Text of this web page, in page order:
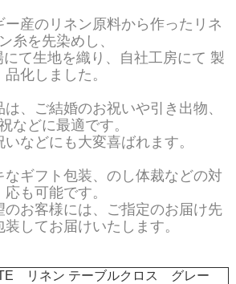
ー産のリネン原料から作ったリネ
ン糸を先染めし、
にて生地を織り、自社工房にて 製
品化しました。
、ご結婚のお祝いや引き出物、
などに最適です。
などにも大変喜ばれます。
なギフト包装、のし体裁などの対
応も可能です。
のお客様には、ご指定のお届け先
してお届けいたします。
リネン テーブルクロス グレー